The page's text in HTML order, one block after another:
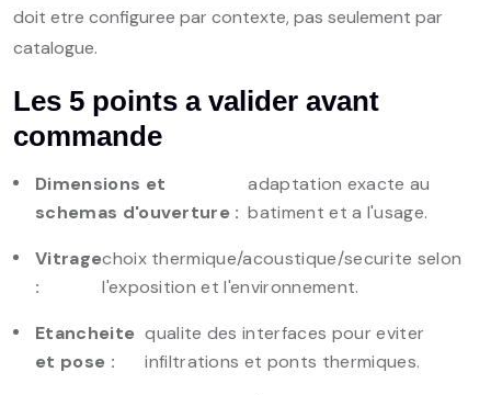
doit etre configuree par contexte, pas seulement par
catalogue.
Les 5 points a valider avant
commande
Dimensions et
schemas d'ouverture :
adaptation exacte au
batiment et a l'usage.
Vitrage
:
choix thermique/acoustique/securite selon
l'exposition et l'environnement.
Etancheite
et pose :
qualite des interfaces pour eviter
infiltrations et ponts thermiques.